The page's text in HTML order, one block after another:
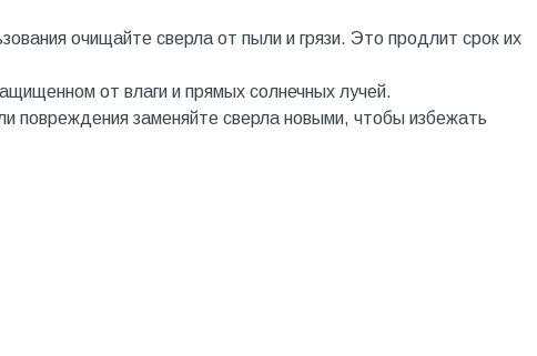
очищайте сверла от пыли и грязи. Это продлит срок их
от влаги и прямых солнечных лучей.
повреждения заменяйте сверла новыми, чтобы избежать